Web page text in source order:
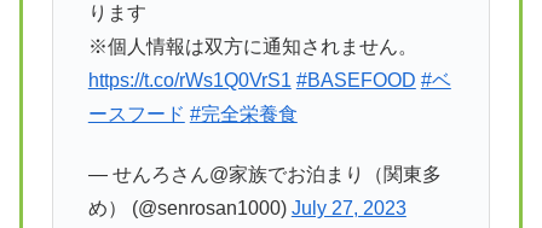
ります
※個人情報は双方に通知されません。
https://t.co/rWs1Q0VrS1 #BASEFOOD #ベ
ースフード #完全栄養食
— せんろさん@家族でお泊まり（関東多
め） (@senrosan1000) July 27, 2023